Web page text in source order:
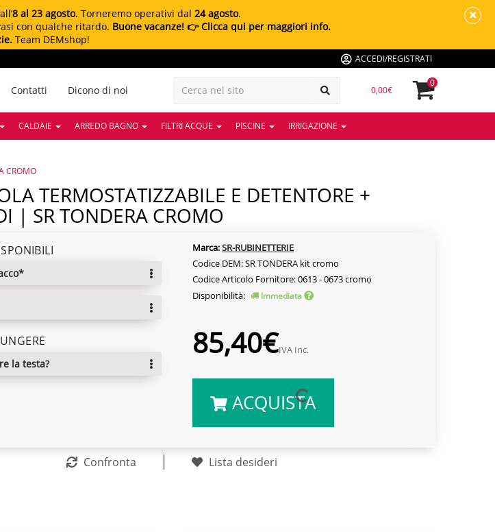
8 al 23 agosto. Torneremo operativi dal 24 agosto.
con qualche ritardo. Buone vacanze! 👉 Clicca qui per maggiori info.
Team DEMshop!
ACCEDI/REGISTRATI
Contatti Dicono di noi 0,00€
0
CALDAIE ARREDO BAGNO FILTRI ACQUE PISCINE IRRIGAZIONE
CROMO
| SR TONDERA CROMO
la testa?
Marca:SR-RUBINETTERIE
Codice DEM: SR TONDERA kit cromo
Codice Articolo Fornitore: 0613 - 0673 cromo
Disponibilità:
Immediata
85,40€IVA Inc.
ACQUISTA
Confronta Lista desideri